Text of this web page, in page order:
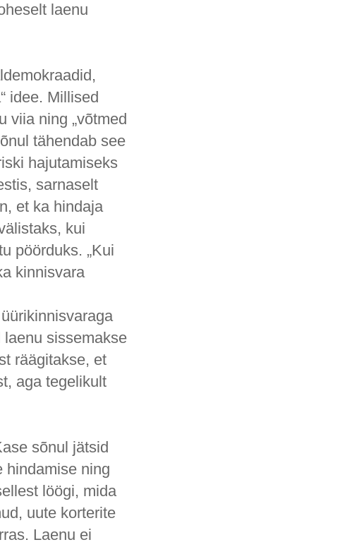
laenu
idee. Millised
viia ning „võtmed
tähendab see
hajutamiseks
sarnaselt
et ka hindaja
kui
pöörduks. „Kui
kinnisvara
sissemakse
räägitakse, et
aga tegelikult
sõnul jätsid
hindamise ning
löögi, mida
uute korterite
Laenu ei